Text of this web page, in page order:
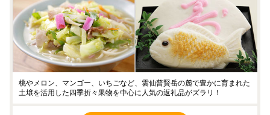
桃やメロン、マンゴー、いちごなど、雲仙普賢岳の麓で豊かに育まれた
土壌を活用した四季折々果物を中心に人気の返礼品がズラリ！